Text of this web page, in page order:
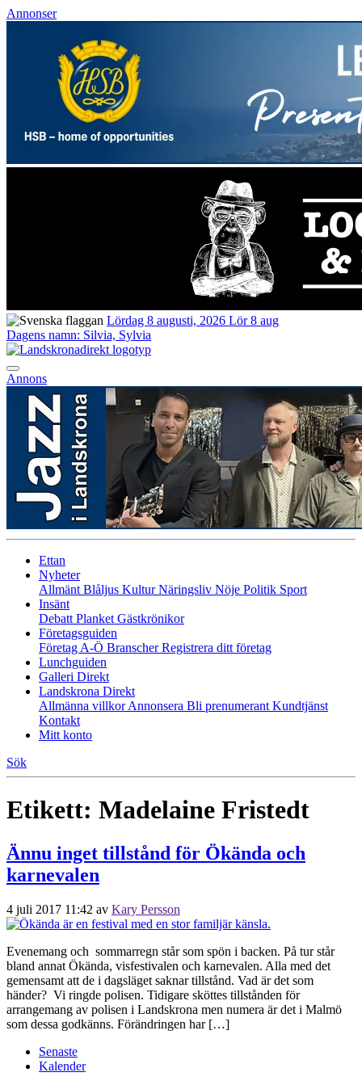
Annonser
Lördag 8 augusti, 2026 Lör 8 aug
Dagens namn: Silvia, Sylvia
Annons
Ettan
Nyheter
Allmänt Blåljus KulturNäringsliv Nöje Politik Sport
Insänt
Debatt Planket Gästkrönikor
Företagsguiden
Företag A-Ö BranscherRegistrera ditt företag
Lunchguiden
Galleri Direkt
Landskrona Direkt
Allmänna villkorAnnonsera Bli prenumerant Kundtjänst
Kontakt
Mitt konto
Sök
Etikett: Madelaine Fristedt
Ännu inget tillstånd för Ökända och
karnevalen
4 juli 2017 11:42 av Kary Persson
Evenemang och sommarregn står som spön i backen. På tur står
bland annat Ökända, visfestivalen och karnevalen. Alla med det
gemensamt att de i dagsläget saknar tillstånd. Vad är det som
händer? Vi ringde polisen. Tidigare sköttes tillstånden för
arrangemang av polisen i Landskrona men numera är det i Malmö
som dessa godkänns. Förändringen har […]
Senaste
Kalender